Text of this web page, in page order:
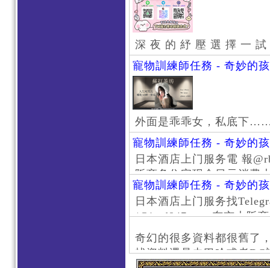
深 夜 的 紓 壓 選 擇 一
寵物訓練師任務 - 奇妙的
外面是乖乖女，私底下
寵物訓練師任務 - 奇妙的
日本酒店上门服务電 報
阪商务住宅现金日元消费
京风俗 #大阪风俗 #东京
上门服务新宿风俗 #梅田
#日本萝莉 #大阪萝莉 #日
寵物訓練師任務 - 奇妙的
日本酒店上门服务找
/@jptd847utpp 东京大阪
京旅游 #大阪旅游 #东京
东京上门服务 #大阪上门
心斋桥风俗 #日本女孩 #
奇幻的很多資料都很舊了
找資料還是去巴哈或者